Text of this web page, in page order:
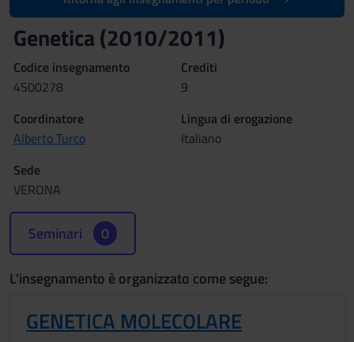
Genetica (2010/2011)
Codice insegnamento
4S00278
Crediti
9
Coordinatore
Alberto Turco
Lingua di erogazione
Italiano
Sede
VERONA
Seminari 0
L'insegnamento è organizzato come segue:
GENETICA MOLECOLARE